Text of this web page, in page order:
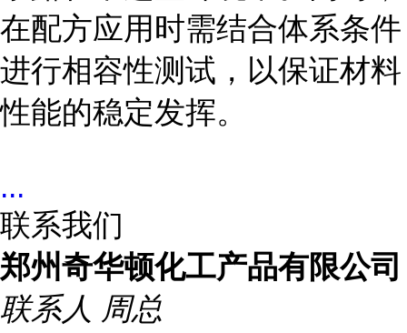
在配方应用时需结合体系条件
进行相容性测试，以保证材料
性能的稳定发挥。
...
联系我们
郑州奇华顿化工产品有限公司
联系人 周总